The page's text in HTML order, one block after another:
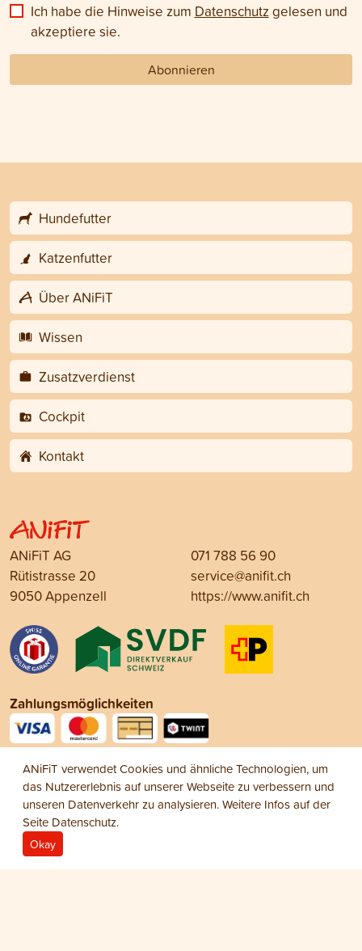
Ich habe die Hinweise zum Datenschutz gelesen und
akzeptiere sie.
Abonnieren
Hundefutter
Katzenfutter
Über ANiFiT
Wissen
Zusatzverdienst
Cockpit
Kontakt
ANiFiT AG
Rütistrasse 20
9050 Appenzell
071 788 56 90
service@anifit.ch
https://www.anifit.ch
Zahlungsmöglichkeiten
Social Media
Impressum Datenschutz AGB © 2026 ANiFiT AG
ANiFiT verwendet Cookies und ähnliche Technologien, um
das Nutzererlebnis auf unserer Webseite zu verbessern und
unseren Datenverkehr zu analysieren. Weitere Infos auf der
Seite Datenschutz.
Okay